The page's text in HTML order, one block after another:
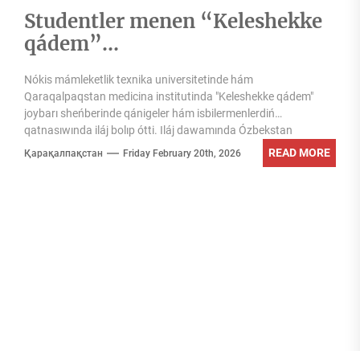
Studentler menen “Keleshekke
qádem”…
Nókis mámleketlik texnika universitetinde hám
Qaraqalpaqstan medicina institutinda "Keleshekke qádem"
joybarı sheńberinde qánigeler hám isbilermenlerdiń
qatnasıwında iláj bolıp ótti. Iláj dawamında Ózbekstan
Respublikası Prezidentiniń 2025-jıl...
Қарақалпақстан Friday February 20th, 2026 READ MORE